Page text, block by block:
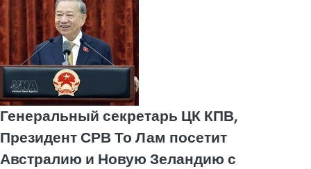
Генеральный секретарь ЦК КПВ,
Президент СРВ То Лам посетит
Австралию и Новую Зеландию с